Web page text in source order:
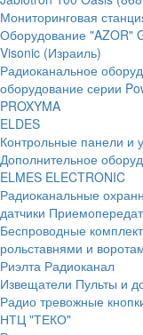
Мониторинговая
Оборудование "AZOR"
Visonic (Израиль)
Радиоканальное
оборудование серии
PROXYMA
ELDES
Контрольные панели и
Дополнительное
ELMES ELECTRONIC
Радиоканальные
датчики
Беспроводные
рольставнями и
Риэлта Радиоканал
Извещатели Пульты и
Радио тревожные
НТЦ "ТЕКО"